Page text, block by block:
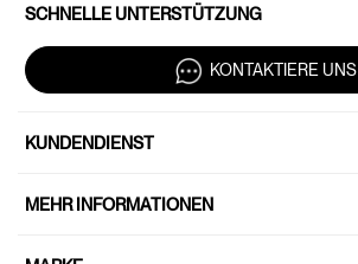
SCHNELLE UNTERSTÜTZUNG
KONTAKTIERE UNS
KUNDENDIENST
MEHR INFORMATIONEN